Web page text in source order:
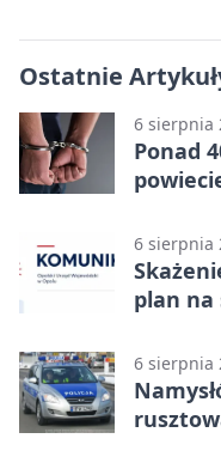
Ostatnie
6 sierpnia
Ponad
6 sierpnia
plan
6 sierpnia